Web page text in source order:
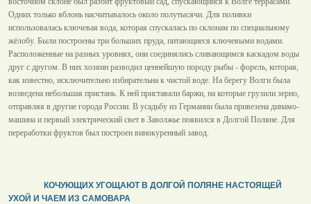
Одних только яблонь насчитывалось около полутысячи. Для поливки
использовалась ключевая вода, которая спускалась по склонам по специальному
жёлобу. Были построены три больших пруда, питающиеся ключевыми водами.
Расположенные на разных уровнях, они соединялись сливающимся каскадом воды
друг с другом. В них хозяин разводил ценнейшую породу рыбы - форель, которая,
как известно, исключительно избирательна к чистой воде. На берегу Волги была
возведена небольшая пристань. К ней приставали баржи, на которые грузили зерно,
отправляя в другие города России. В усадьбу из Германии была привезена динамо-
машина и первый электрический свет в Заволжье появился в Долгой Поляне. Для
переработки фруктов был построен винокуренный завод.
КОЧУЮЩИХ УГОЩАЮТ В ДОЛГОЙ ПОЛЯНЕ НАСТОЯЩЕЙ
УХОЙ И ЧАЕМ ИЗ САМОВАРА